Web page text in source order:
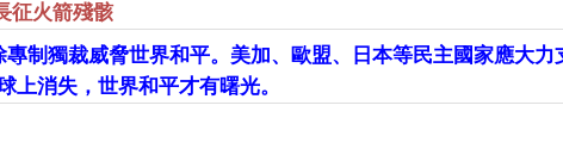
征火箭殘骸
制獨裁威脅世界和平。美加、歐盟、日本等民主國家應大
上消失，世界和平才有曙光。